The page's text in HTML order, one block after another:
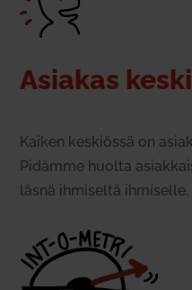
Asiakas
Kaiken kes­kiössä on
Pidämme huolta
läsnä ihmi­seltä ihmi­selle.